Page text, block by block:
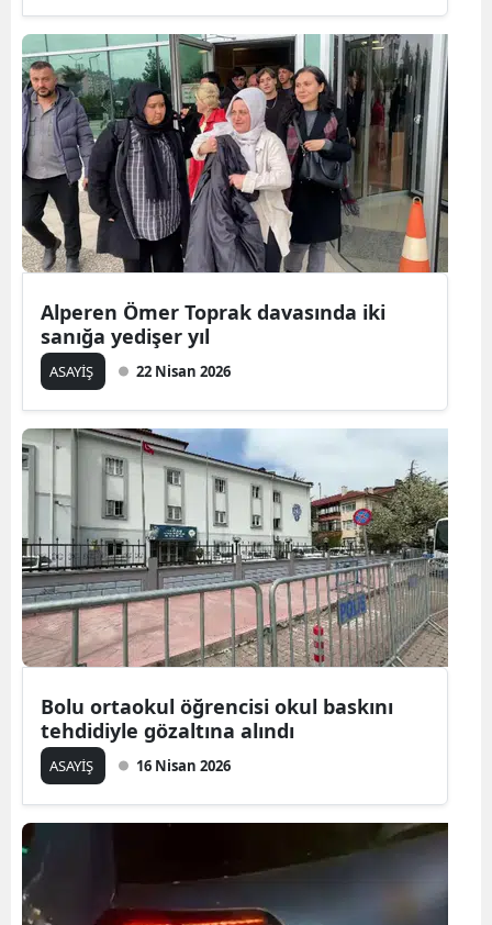
Alperen Ömer Toprak davasında iki
sanığa yedişer yıl
ASAYİŞ 22 Nisan 2026
Bolu ortaokul öğrencisi okul baskını
tehdidiyle gözaltına alındı
ASAYİŞ 16 Nisan 2026